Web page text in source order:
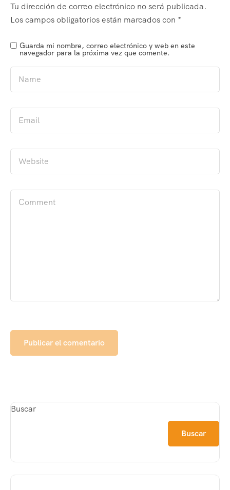
Tu dirección de correo electrónico no será publicada.
Los campos obligatorios están marcados con *
Guarda mi nombre, correo electrónico y web en este
navegador para la próxima vez que comente.
Buscar
Buscar